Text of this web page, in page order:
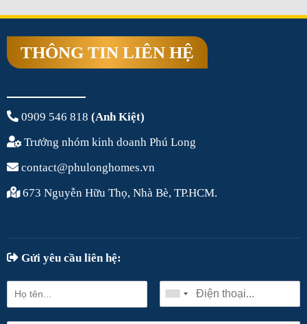
THÔNG TIN LIÊN HỆ
0909 546 818 (Anh Kiệt)
Trưởng nhóm kinh doanh Phú Long
contact@phulonghomes.vn
673 Nguyễn Hữu Thọ, Nhà Bè, TP.HCM.
Gửi yêu cầu liên hệ: